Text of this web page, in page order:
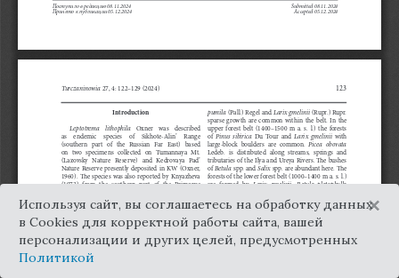
Используя сайт, вы соглашаетесь на обработку данных
в Cookies для корректной работы сайта, вашей
персонализации и других целей, предусмотренных
Политикой
×